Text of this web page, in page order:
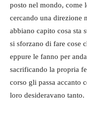
posto nel mondo, come
cercando una direzione
abbiano capito cosa sta
si sforzano di fare cose
eppure le fanno per
sacrificando la propria
corso gli passa accanto
loro desideravano tanto.